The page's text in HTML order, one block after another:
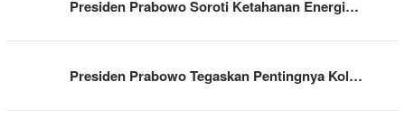
Presiden Prabowo Soroti Ketahanan Energi…
Presiden Prabowo Tegaskan Pentingnya Kol…